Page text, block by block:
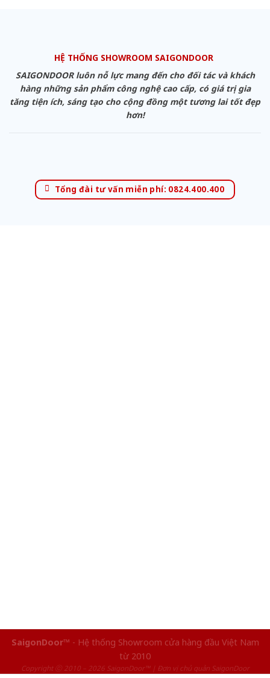
HỆ THỐNG SHOWROOM SAIGONDOOR
SAIGONDOOR luôn nỗ lực mang đến cho đối tác và khách
hàng những sản phẩm công nghệ cao cấp, có giá trị gia
tăng tiện ích, sáng tạo cho cộng đồng một tương lai tốt đẹp
hơn!
Tổng đài tư vấn miễn phí: 0824.400.400
SaigonDoor™ - Hệ thống Showroom cửa hàng đầu Việt Nam
từ 2010
Copyright ⓒ 2010 – 2026 SaigonDoor™ | Đơn vị chủ quản SaigonDoor